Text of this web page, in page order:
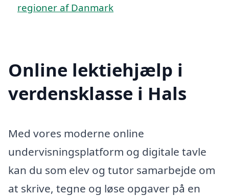
regioner af Danmark
Online lektiehjælp i
verdensklasse i Hals
Med vores moderne online
undervisningsplatform og digitale tavle
kan du som elev og tutor samarbejde om
at skrive, tegne og løse opgaver på en